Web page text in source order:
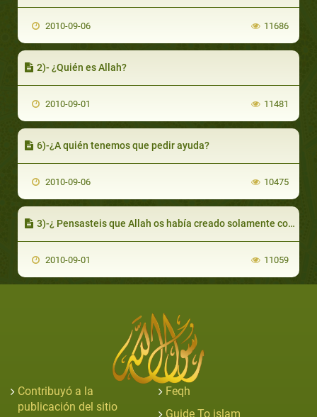
2010-09-06 11686
2)- ¿Quién es Allah?
2010-09-01 11481
6)-¿A quién tenemos que pedir ayuda?
2010-09-06 10475
3)-¿ Pensasteis que Allah os había creado solamente como diversión y sin ningún propósito ?
2010-09-01 11059
Contribuyó a la
publicación del sitio
Feqh
Guide To islam